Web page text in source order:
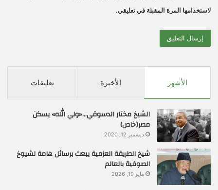
لاستخدامها المرة المقبلة في تعليقي.
الأشهر الأخيرة تعليقات
الشيخ مختار الدسوقي…«ولي الله» يسكن
مصر(خاص)
ديسمبر 12, 2020
شيخ الطريقة العزمية يبعث برسائل هامة لشيوخ
الصوفية بالعالم
مايو 19, 2026